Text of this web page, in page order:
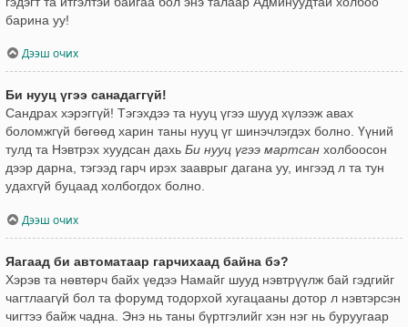
барина уу!
Дээш очих
Би нууц үгээ санадаггүй!
Сандрах хэрэггүй! Тэгэхдээ та нууц үгээ шууд хүлээж авах
боломжгүй бөгөөд харин таны нууц үг шинэчлэгдэх болно. Үүний
тулд та Нэвтрэх хуудсан дахь Би нууц үгээ мартсан холбоосон
дээр дарна, тэгээд гарч ирэх зааврыг дагана уу, ингээд л та тун
удахгүй буцаад холбогдох болно.
Дээш очих
Яагаад би автоматаар гарчихаад байна бэ?
Хэрэв та нөвтөрч байх үедээ Намайг шууд нэвтрүүлж бай гэдгийг
чагтлаагүй бол та форумд тодорхой хугацааны дотор л нэвтэрсэн
чигтээ байж чадна. Энэ нь таны бүртгэлийг хэн нэг нь буруугаар